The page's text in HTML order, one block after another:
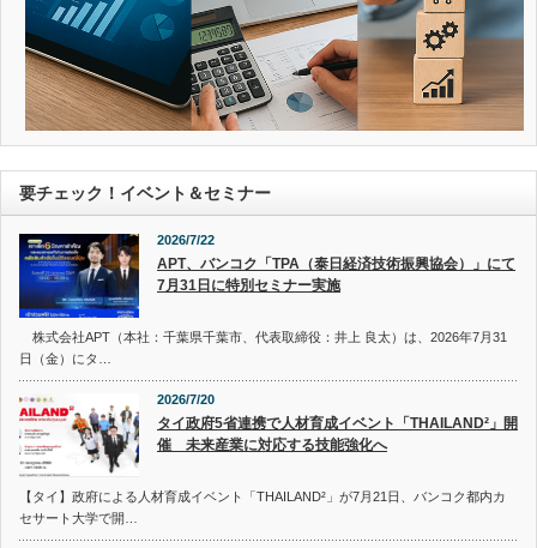
要チェック！イベント＆セミナー
2026/7/22
APT、バンコク「TPA（泰日経済技術振興協会）」にて
7月31日に特別セミナー実施
株式会社APT（本社：千葉県千葉市、代表取締役：井上 良太）は、2026年7月31
日（金）にタ…
2026/7/20
タイ政府5省連携で人材育成イベント「THAILAND²」開
催 未来産業に対応する技能強化へ
【タイ】政府による人材育成イベント「THAILAND²」が7月21日、バンコク都内カ
セサート大学で開…